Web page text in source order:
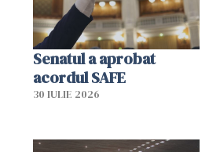
Senatul a aprobat
acordul SAFE
30 IULIE 2026